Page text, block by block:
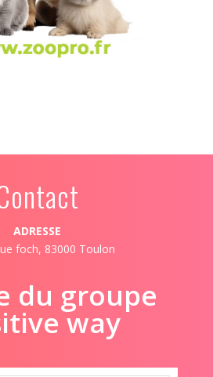
ADRESSE
foch, 83000 Toulon
du groupe
way